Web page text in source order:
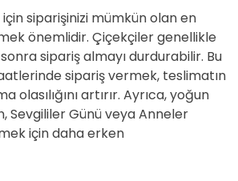
siparişinizi mümkün olan en
önemlidir. Çiçekçiler genellikle
sipariş almayı durdurabilir. Bu
sipariş vermek, teslimatın
olasılığını artırır. Ayrıca, yoğun
Sevgililer Günü veya Anneler
için daha erken